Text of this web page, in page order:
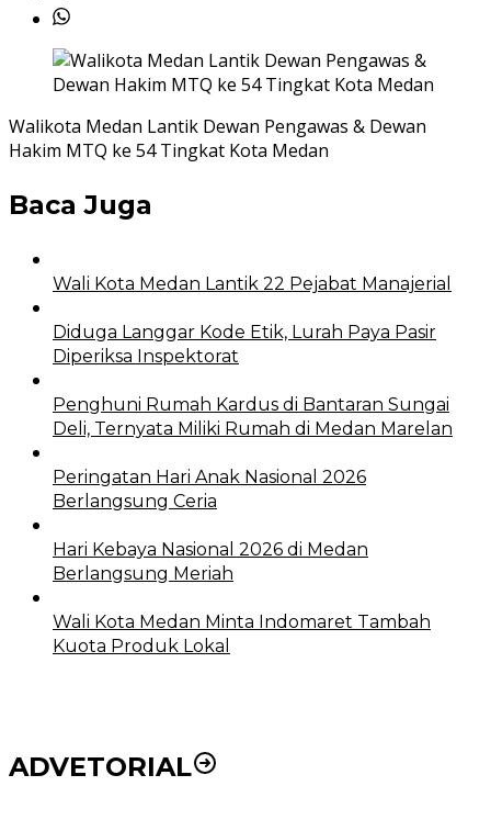
Walikota Medan Lantik Dewan Pengawas & Dewan
Hakim MTQ ke 54 Tingkat Kota Medan
Baca Juga
Wali Kota Medan Lantik 22 Pejabat Manajerial
Diduga Langgar Kode Etik, Lurah Paya Pasir
Diperiksa Inspektorat
Penghuni Rumah Kardus di Bantaran Sungai
Deli, Ternyata Miliki Rumah di Medan Marelan
Peringatan Hari Anak Nasional 2026
Berlangsung Ceria
Hari Kebaya Nasional 2026 di Medan
Berlangsung Meriah
Wali Kota Medan Minta Indomaret Tambah
Kuota Produk Lokal
ADVETORIAL